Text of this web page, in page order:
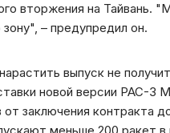
вторжения на Тайвань.
– предупредил он.
выпуск не
новой версии PAC-3
заключения контракта